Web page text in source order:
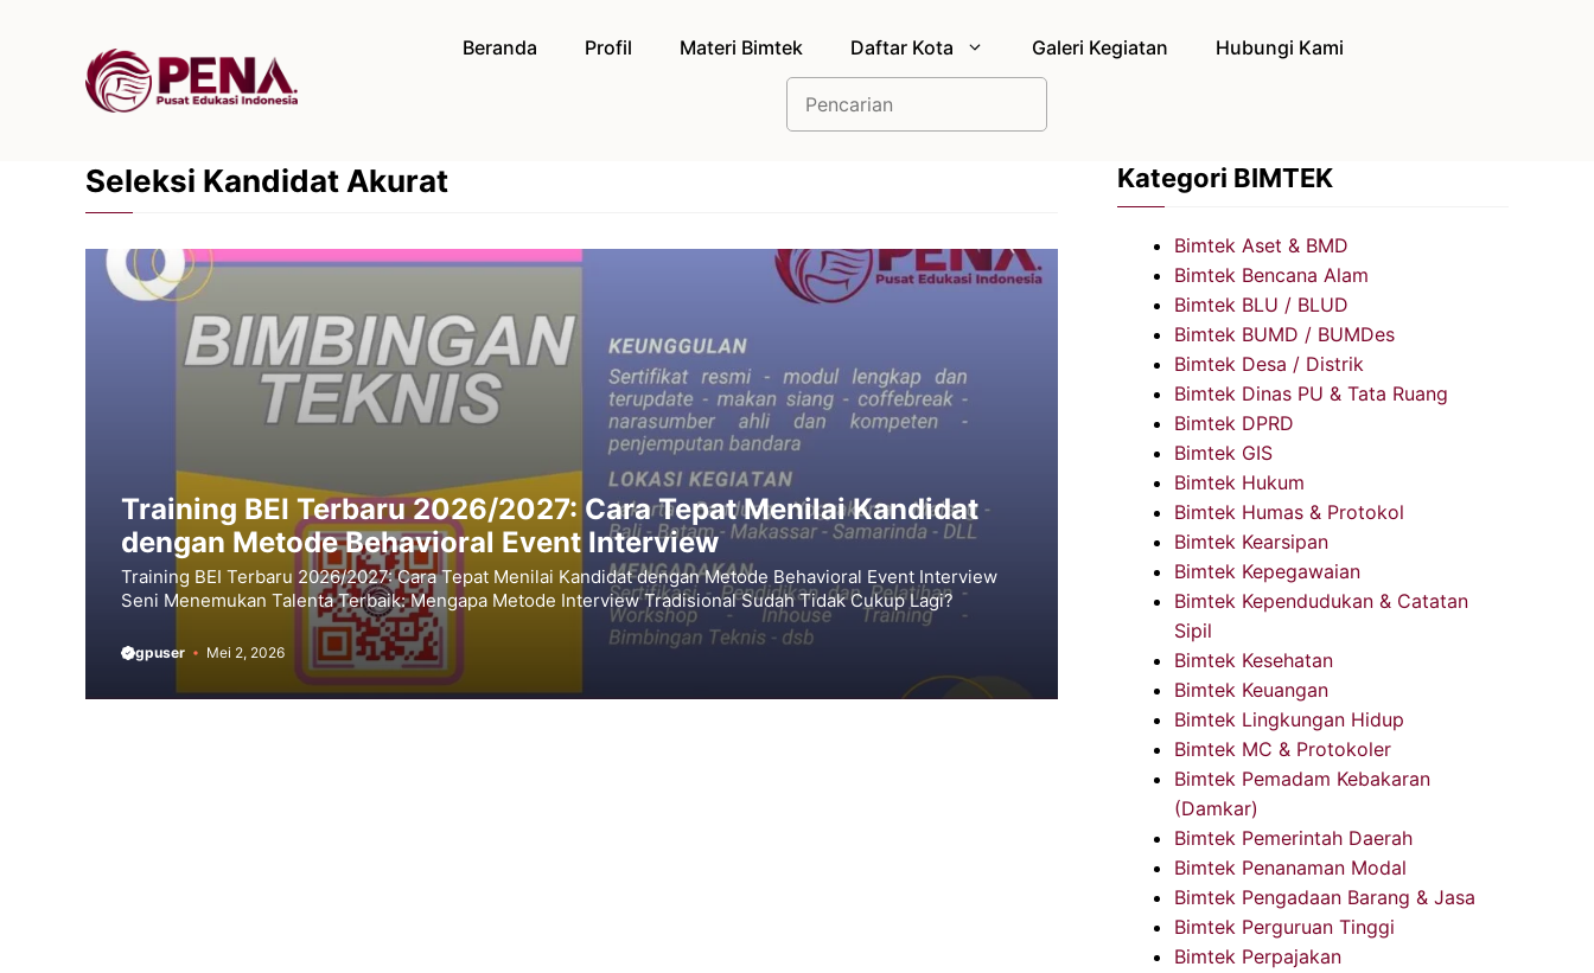
Beranda Profil Materi Bimtek Daftar Kota Galeri Kegiatan
Hubungi Kami
Seleksi Kandidat Akurat
Training BEI Terbaru 2026/2027: Cara Tepat Menilai Kandidat
dengan Metode Behavioral Event Interview
Training BEI Terbaru 2026/2027: Cara Tepat Menilai Kandidat dengan Metode Behavioral Event Interview
Seni Menemukan Talenta Terbaik: Mengapa Metode Interview Tradisional Sudah Tidak Cukup Lagi?
gpuser Mei 2, 2026
Kategori BIMTEK
Bimtek Aset & BMD
Bimtek Bencana Alam
Bimtek BLU / BLUD
Bimtek BUMD / BUMDes
Bimtek Desa / Distrik
Bimtek Dinas PU & Tata Ruang
Bimtek DPRD
Bimtek GIS
Bimtek Hukum
Bimtek Humas & Protokol
Bimtek Kearsipan
Bimtek Kepegawaian
Bimtek Kependudukan & Catatan
Sipil
Bimtek Kesehatan
Bimtek Keuangan
Bimtek Lingkungan Hidup
Bimtek MC & Protokoler
Bimtek Pemadam Kebakaran
(Damkar)
Bimtek Pemerintah Daerah
Bimtek Penanaman Modal
Bimtek Pengadaan Barang & Jasa
Bimtek Perguruan Tinggi
Bimtek Perpajakan